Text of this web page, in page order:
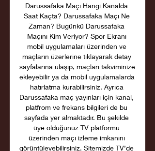
Darussafaka Maçı Hangi Kanalda
Saat Kaçta? Darussafaka Maçı Ne
Zaman? Bugünkü Darussafaka
Maçını Kim Veriyor? Spor Ekranı
mobil uygulamaları üzerinden ve
maçların üzerlerine tıklayarak detay
sayfalarına ulaşıp, maçları takviminize
ekleyebilir ya da mobil uygulamalarda
hatırlatma kurabilirsiniz. Ayrıca
Darussafaka maç yayınları için kanal,
platfrom ve frekans bilgileri de bu
sayfada yer almaktadır. Bu şekilde
üye olduğunuz TV platformu
üzerinden maçı izleme imkanını
görüntüleyebilirsiniz. Sitemizde TV’de